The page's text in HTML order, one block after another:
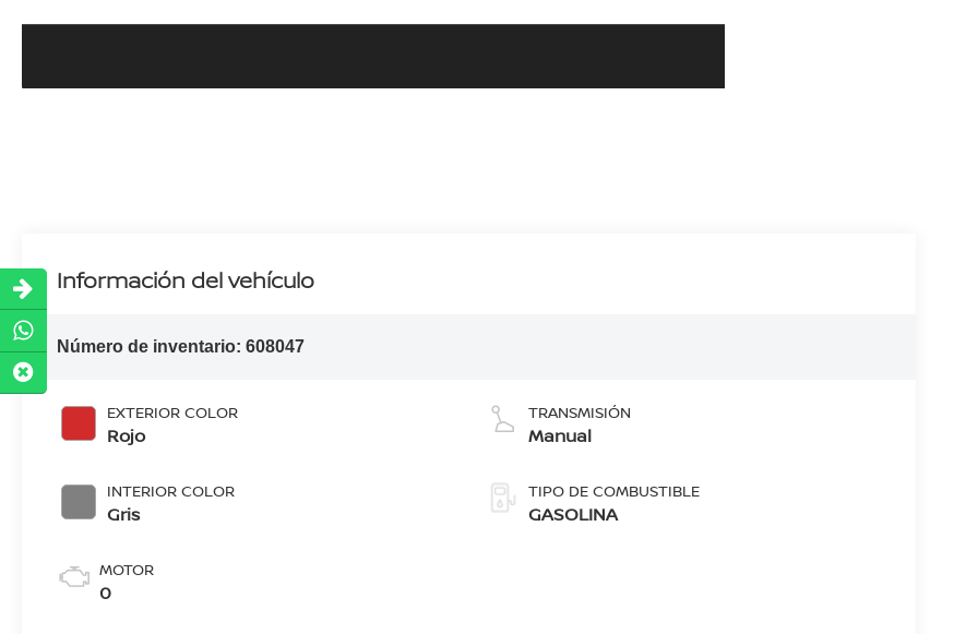
Información del vehículo
Número de inventario:608047
EXTERIOR COLOR
Rojo
INTERIOR COLOR
Gris
MOTOR
0
TRANSMISIÓN
Manual
TIPO DE COMBUSTIBLE
GASOLINA